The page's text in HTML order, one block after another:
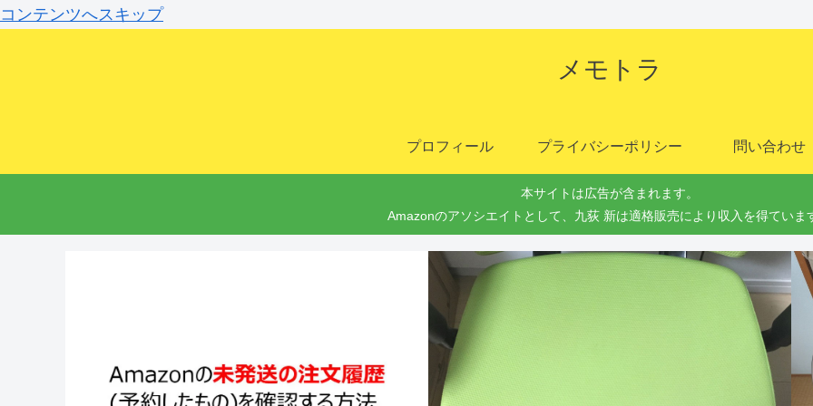
コンテンツへスキップ
メモトラ
プロフィール プライバシーポリシー 問い合わせ
本サイトは広告が含まれます。
Amazonのアソシエイトとして、九荻 新は適格販売により収入を得ていま